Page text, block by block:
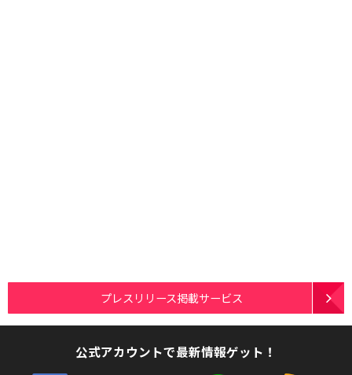
プレスリリース掲載サービス
公式アカウントで最新情報ゲット！